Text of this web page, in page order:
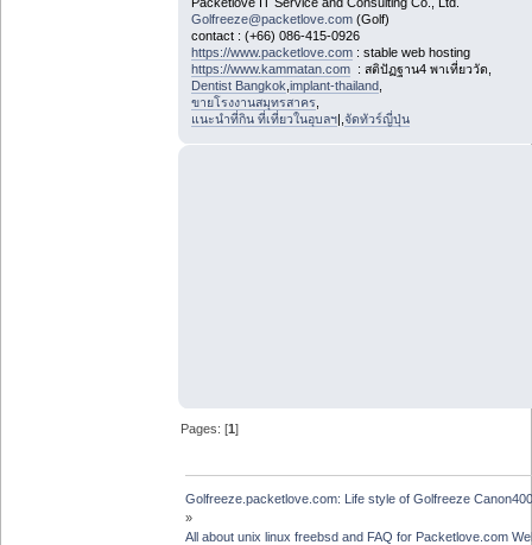
Golfreeze@packetlove.com(Golf)
contact : (+66) 086-415-0926
https://www.packetlove.com: stable web hosting
https://www.kammatan.com: สติปัฏฐาน4 พาเที่ยววัด,
Dentist Bangkok implant-thailand,
ขายโรงงานสมุทรสาคร,
แนะนำที่กิน ที่เที่ยวในอุบลฯ|, จัดทัวร์ญี่ปุ่น
Pages: [1]
Golfreeze.packetlove.com: Life style of Golfreeze
»
All about unix linux freebsd and FAQ for Packetlove.com